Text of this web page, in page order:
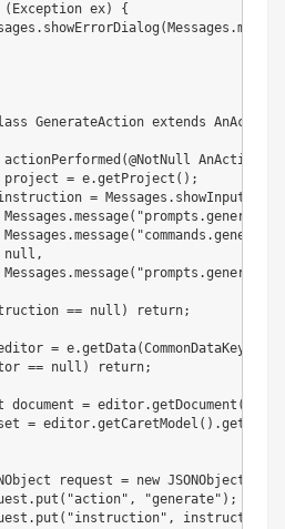
( Exception ex)
{
. showErrorDialog ( Messages .
GenerateAction extends AnAction
actionPerformed (@NotNull
project = e.getProject ( ) ;
= Messages .
Messages .message(
Messages .message( "commands.generate"
null ,
Messages .message(
== null ) return;
= e.getData(CommonDataKeys
== null ) return;
document = editor.getDocument (
= editor.getCaretModel ( ) .
request = new JSONObject
. put ( "action" , "generate" ) ;
. put ( "instruction" , instruction